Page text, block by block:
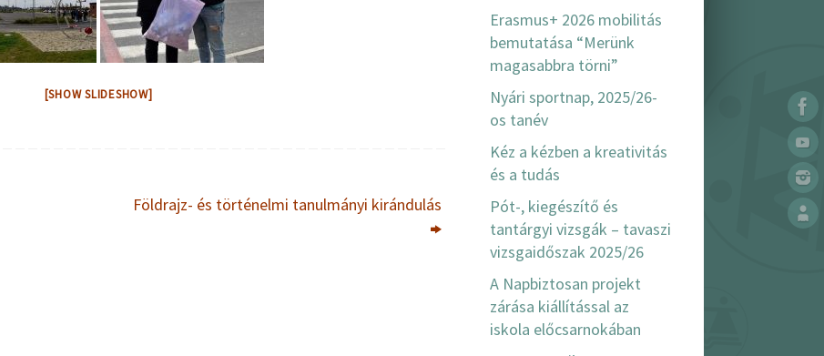
[SHOW SLIDESHOW]
Földrajz- és történelmi tanulmányi kirándulás
Erasmus+ 2026 mobilitás
bemutatása “Merünk
magasabbra törni”
Nyári sportnap, 2025/26-
os tanév
Kéz a kézben a kreativitás
és a tudás
Pót-, kiegészítő és
tantárgyi vizsgák – tavaszi
vizsgaidőszak 2025/26
A Napbiztosan projekt
zárása kiállítással az
iskola előcsarnokában